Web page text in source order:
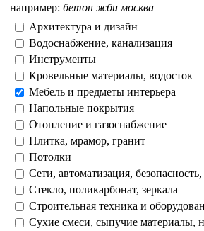
например: бетон жби москва
Архитектура и дизайн
Водоснабжение, канализация
Инструменты
Кровельные материалы, водосток
Мебель и предметы интерьера
Напольные покрытия
Отопление и газоснабжение
Плитка, мрамор, гранит
Потолки
Сети, автоматизация, безопасность,
Стекло, поликарбонат, зеркала
Строительная техника и
Сухие смеси, сыпучие материалы,